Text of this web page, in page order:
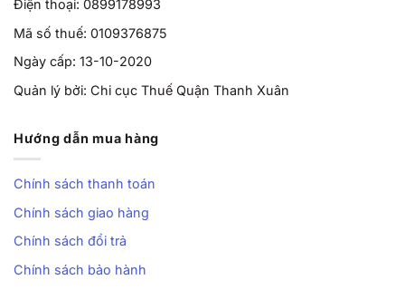
Điện thoại: 0899178993
Mã số thuế: 0109376875
Ngày cấp: 13-10-2020
Quản lý bởi: Chi cục Thuế Quận Thanh Xuân
Hướng dẫn mua hàng
Chính sách thanh toán
Chính sách giao hàng
Chính sách đổi trả
Chính sách bảo hành